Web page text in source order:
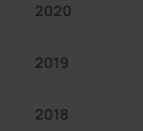
2020
2019
2018